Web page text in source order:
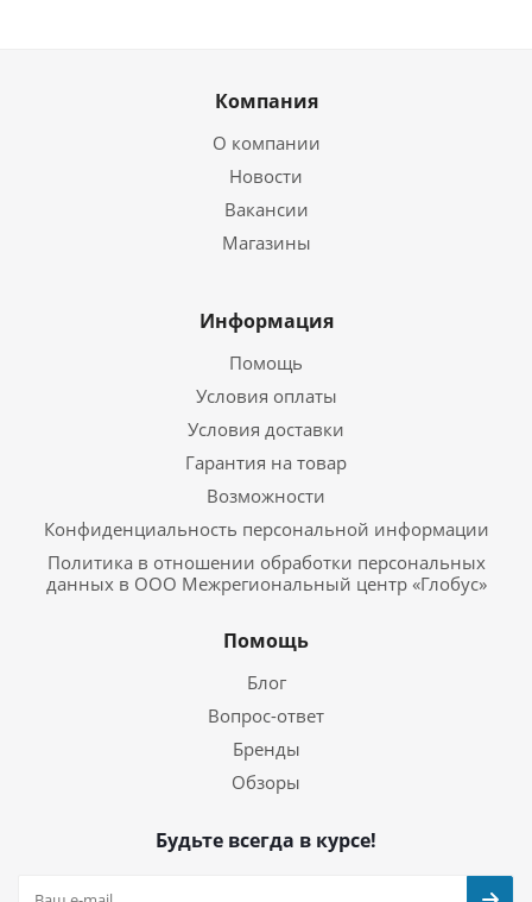
Компания
О компании
Новости
Вакансии
Магазины
Информация
Помощь
Условия оплаты
Условия доставки
Гарантия на товар
Возможности
Конфиденциальность персональной информации
Политика в отношении обработки персональных
данных в ООО Межрегиональный центр «Глобус»
Помощь
Блог
Вопрос-ответ
Бренды
Обзоры
Будьте всегда в курсе!